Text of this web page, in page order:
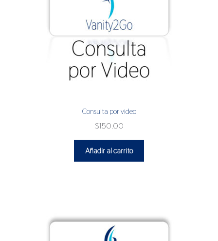
Consulta por video
$150.00
Añadir al carrito